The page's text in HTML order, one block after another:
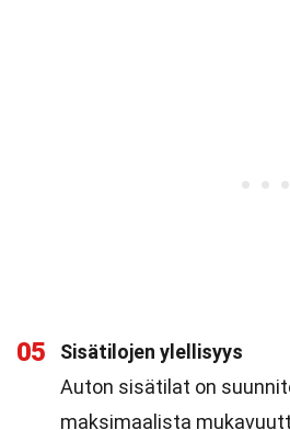
05
Sisätilojen ylellisyys
Auton sisätilat on
maksimaalista